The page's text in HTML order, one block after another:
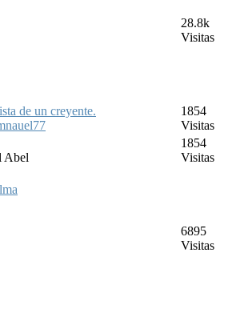
28.8k
Visitas
de un creyente.
1854
Visitas
Abel
1854
Visitas
6895
Visitas